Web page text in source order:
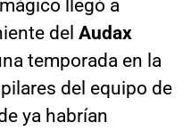
llegó a
del Audax
temporada en la
del equipo de
ya habrían